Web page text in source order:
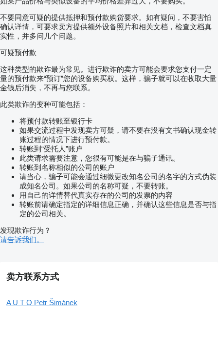
不要同意可疑的提供抵押和预付款购货要求。如有疑问，不要害怕
确认详情，可要求卖方提供额外设备照片和相关文档，检查文档真
实性，并多问几个问题。
可疑预付款
这种类型的欺诈最为常见。进行欺诈的卖方可能会要求您支付一定
量的预付款来“预订”您的设备购买权。这样，骗子就可以在收取大量
金钱后消失，不再与您联系。
此类欺诈的变种可能包括：
将预付款转账至银行卡
如果交流过程中发现卖方可疑，请不要在没有文书确认现金转
账过程的情况下进行预付款。
转账到“受托人”账户
此类请求需要注意，您很有可能是在与骗子通讯。
转账到名称相似的公司的账户
请当心，骗子可能会通过细微更改知名公司的名字的方式伪装
成知名公司。如果公司的名称可疑，不要转账。
用自己的详情替代真实存在的公司的发票的内容
转账前请确定指定的详细信息正确，并确认这些信息是否与指
定的公司相关。
发现欺诈行为？
请告诉我们。
卖方联系方式
A U T O Petr Šimánek